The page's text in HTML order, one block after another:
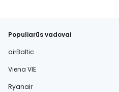
Populiarūs vadovai
airBaltic
Viena VIE
Ryanair